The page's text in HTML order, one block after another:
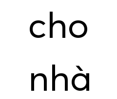
cho
nhà